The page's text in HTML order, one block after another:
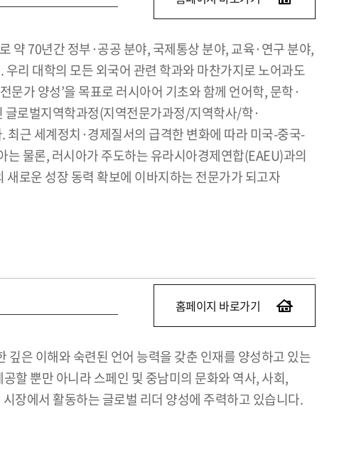
약 70년간 정부·공공 분야, 국제통상 분야, 교육·연구 분야,
리 대학의 모든 외국어 관련 학과와 마찬가지로 노어과도
가 양성’을 목표로 러시아어 기초와 함께 언어학, 문학·
로벌지역학과정(지역전문가과정/지역학사/학·
근 세계정치·경제질서의 급격한 변화에 따라 미국-중국-
물론, 러시아가 주도하는 유라시아경제연합(EAEU)과의
로운 성장 동력 확보에 이바지하는 전문가가 되고자
홈페이지 바로가기
은 이해와 숙련된 언어 능력을 갖춘 인재를 양성하고 있는
할 뿐만 아니라 스페인 및 중남미의 문화와 역사, 사회,
장에서 활동하는 글로벌 리더 양성에 주력하고 있습니다.